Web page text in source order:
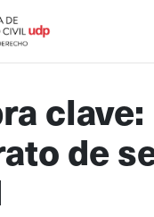
clave:
de